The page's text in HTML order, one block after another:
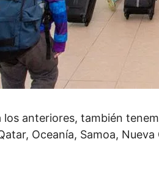
los anteriores, también
Oceanía, Samoa,